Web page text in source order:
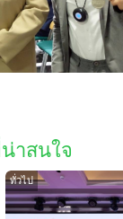
าสนใจ
ทั่วไป